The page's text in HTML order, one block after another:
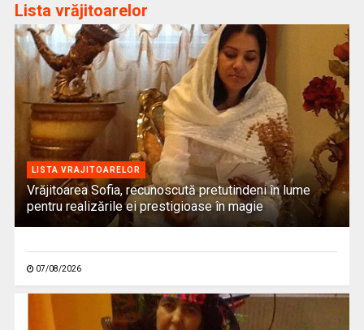
Lista vrăjitoarelor
LISTA VRAJITOARELOR
Vrăjitoarea Sofia, recunoscută pretutindeni în lume
pentru realizările ei prestigioase în magie
07/08/2026